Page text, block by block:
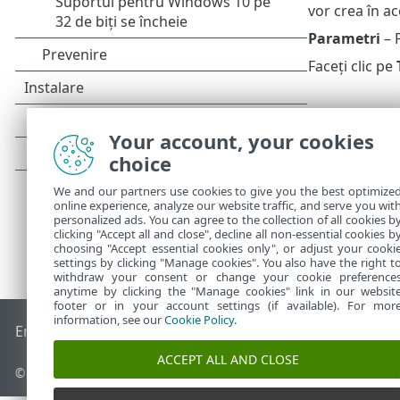
vor crea în
Parametri –
Faceți clic pe
End of Life Baza de cunoștințe ESET
© 1992 - 2026 ESET, spol. s r.o. - Toate drepturile rezervate.
Your account, your cookies
choice
We and our partners use cookies to give you the best
online experience, analyze our website traffic, and serve you
personalized ads. You can agree to the collection of all cookies
clicking "Accept all and close", decline all non-essential cookies
choosing "Accept essential cookies only", or adjust your
settings by clicking "Manage cookies". You also have the right
withdraw your consent or change your cookie
anytime by clicking the "Manage cookies" link in our
footer or in your account settings (if available). For
information, see ourCookie Policy.
ACCEPT ALL AND CLOSE